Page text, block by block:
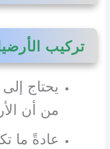
تركيب
يحتاج
من أن
عادةً ما